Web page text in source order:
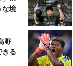
な境
野
きる